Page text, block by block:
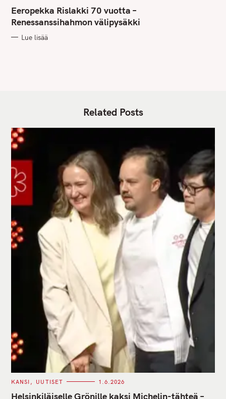
T
E
G
O
I
Eeropekka Rislakki 70 vuotta –
Renessanssihahmon välipysäkki
Lue lisää
Related Posts
C
T
KANSI UUTISET 1.6.2026
Helsinkiläiselle Grönille kaksi Michelin-tähteä –